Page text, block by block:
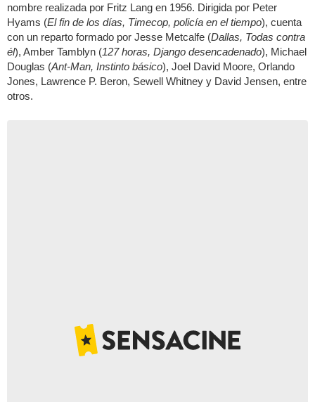
nombre realizada por Fritz Lang en 1956. Dirigida por Peter
Hyams (El fin de los días, Timecop, policía en el tiempo), cuenta
con un reparto formado por Jesse Metcalfe (Dallas, Todas contra
él), Amber Tamblyn (127 horas, Django desencadenado), Michael
Douglas (Ant-Man, Instinto básico), Joel David Moore, Orlando
Jones, Lawrence P. Beron, Sewell Whitney y David Jensen, entre
otros.